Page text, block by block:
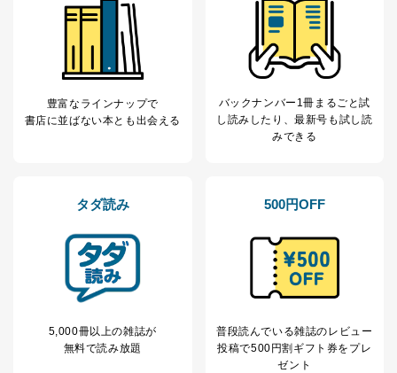
ービス等をご利用
の方の個人情報
個人が特定できない形で取得した
閲覧履歴や購買履歴等の情報を分
析して、趣味・嗜好に
応じた新商品・サービスに関する
2
当社にお問合わせ
いただいた方の個
お問い合わせ対応、トラブル対
処、オペレーター教育など応対品
当社カスタマーQ＆
Aサービス利用者
ｅメール等によるカスタマーQ＆A
サイトのサービス内容のご案内の
ｅメール等による商品、サービ
ス、キャンペーン等の広告に関す
採用応募者の方の
当社の従業者の個
人情報
人事、総務などの雇用管理等のた
豊富なラインナップで
書店に並ばない本とも出会える
バックナンバー1冊まるごと試
し読み したり、最新号も試し読
みできる
タダ読み
5,000冊以上の雑誌が
無料で読み放題
500円OFF
普段読んでいる雑誌のレビュー
投稿で500円割ギフト券をプレ
ゼント